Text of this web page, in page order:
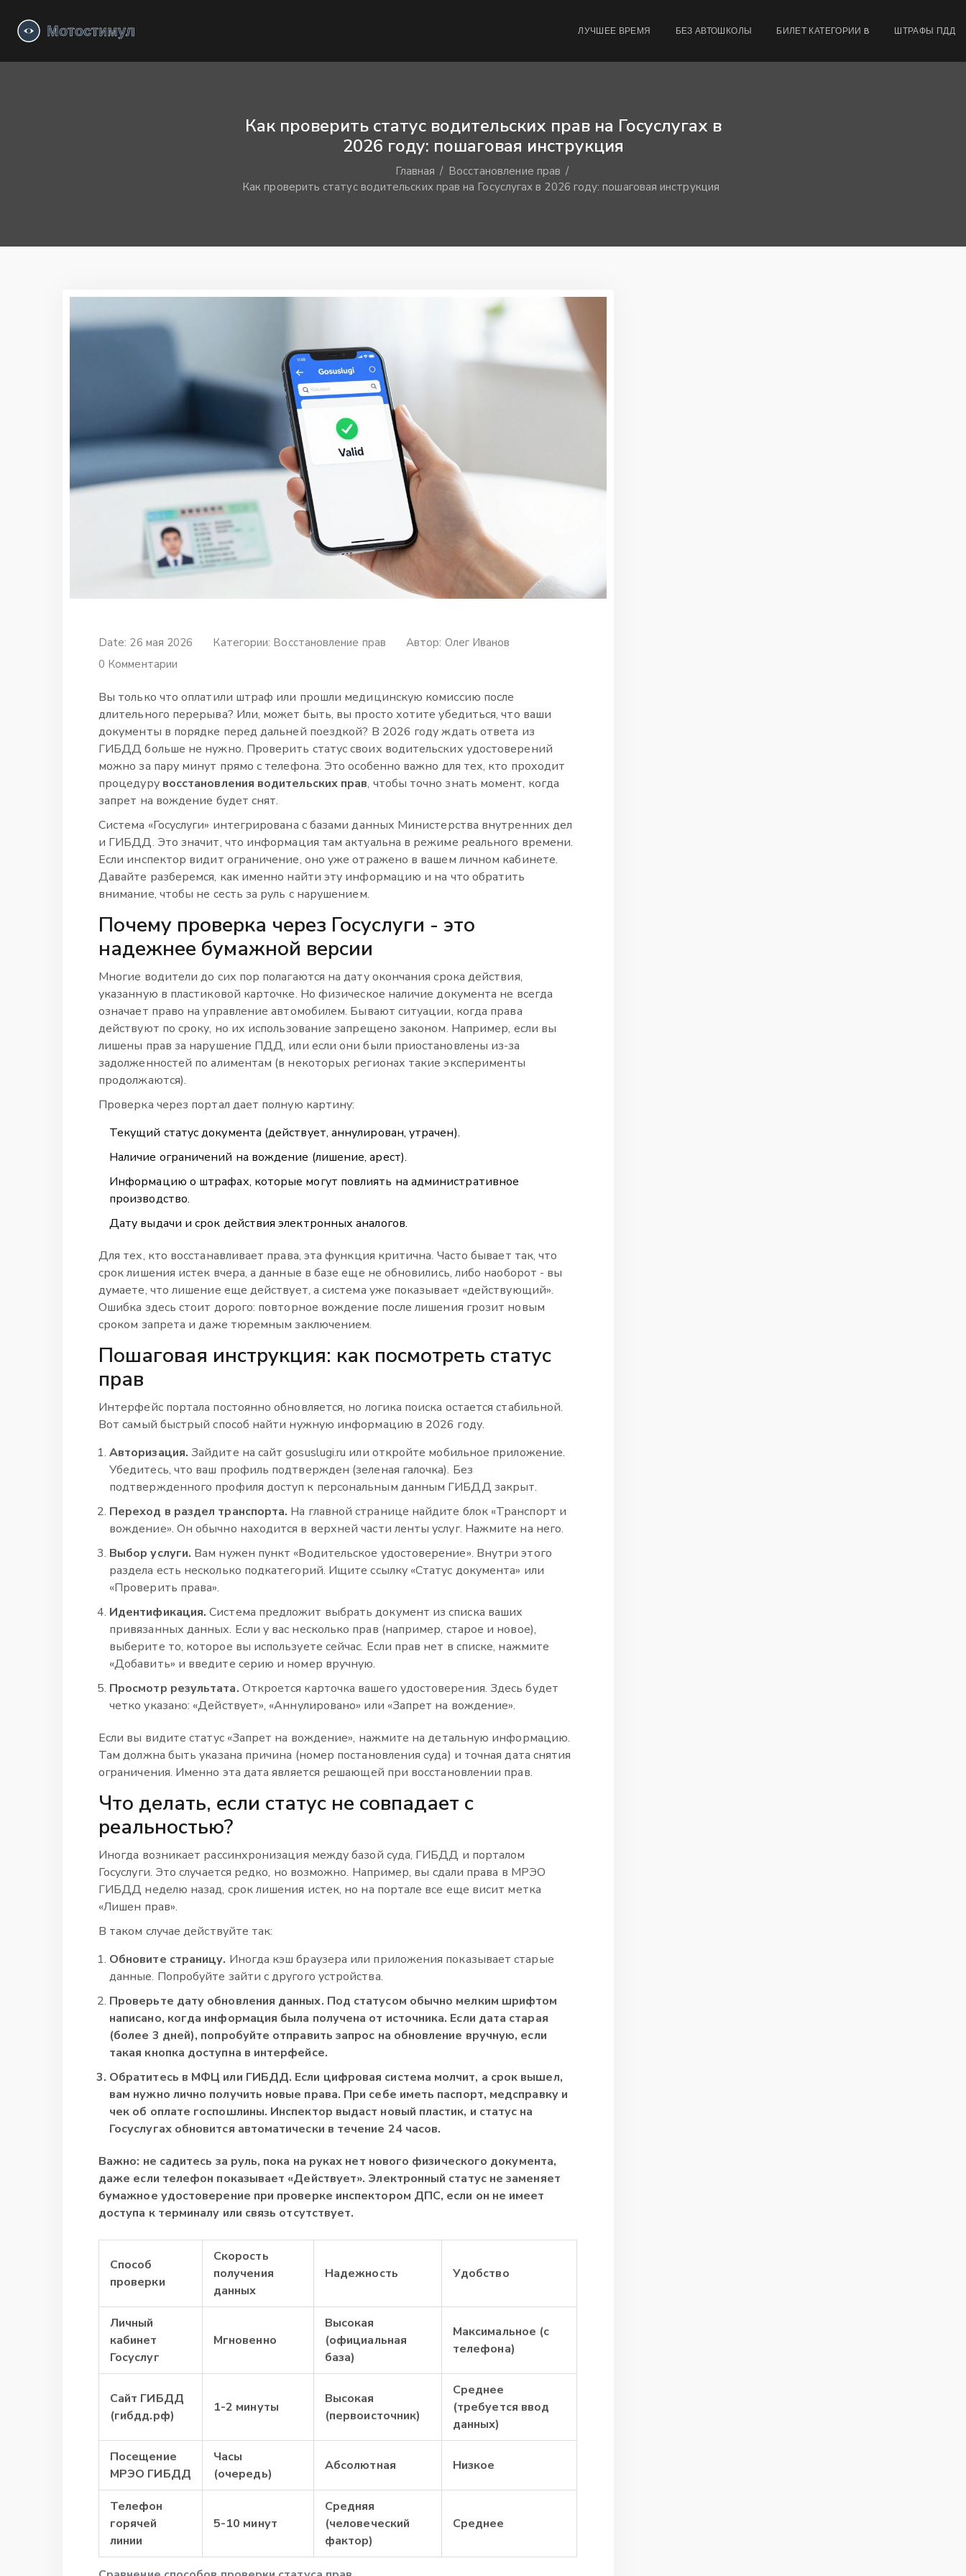
ЛУЧШЕЕ ВРЕМЯ БЕЗ АВТОШКОЛЫ БИЛЕТ КАТЕГОРИИ B ШТРАФЫ ПДД
Как проверить статус водительских прав на Госуслугах в
2026 году: пошаговая инструкция
Главная
Восстановление прав
Как проверить статус водительских прав на Госуслугах в 2026 году: пошаговая инструкция
Date: 26 мая 2026 Категории: Восстановление прав Автор: Олег Иванов
0 Комментарии
Вы только что оплатили штраф или прошли медицинскую комиссию после
длительного перерыва? Или, может быть, вы просто хотите убедиться, что ваши
документы в порядке перед дальней поездкой? В 2026 году ждать ответа из
ГИБДД больше не нужно. Проверить статус своих водительских удостоверений
можно за пару минут прямо с телефона. Это особенно важно для тех, кто проходит
процедуру восстановления водительских прав, чтобы точно знать момент, когда
запрет на вождение будет снят.
Система «Госуслуги» интегрирована с базами данных Министерства внутренних дел
и ГИБДД. Это значит, что информация там актуальна в режиме реального времени.
Если инспектор видит ограничение, оно уже отражено в вашем личном кабинете.
Давайте разберемся, как именно найти эту информацию и на что обратить
внимание, чтобы не сесть за руль с нарушением.
Почему проверка через Госуслуги - это
надежнее бумажной версии
Многие водители до сих пор полагаются на дату окончания срока действия,
указанную в пластиковой карточке. Но физическое наличие документа не всегда
означает право на управление автомобилем. Бывают ситуации, когда права
действуют по сроку, но их использование запрещено законом. Например, если вы
лишены прав за нарушение ПДД, или если они были приостановлены из-за
задолженностей по алиментам (в некоторых регионах такие эксперименты
продолжаются).
Проверка через портал дает полную картину:
Текущий статус документа (действует, аннулирован, утрачен).
Наличие ограничений на вождение (лишение, арест).
Информацию о штрафах, которые могут повлиять на административное
производство.
Дату выдачи и срок действия электронных аналогов.
Для тех, кто восстанавливает права, эта функция критична. Часто бывает так, что
срок лишения истек вчера, а данные в базе еще не обновились, либо наоборот - вы
думаете, что лишение еще действует, а система уже показывает «действующий».
Ошибка здесь стоит дорого: повторное вождение после лишения грозит новым
сроком запрета и даже тюремным заключением.
Пошаговая инструкция: как посмотреть статус
прав
Интерфейс портала постоянно обновляется, но логика поиска остается стабильной.
Вот самый быстрый способ найти нужную информацию в 2026 году.
Авторизация. Зайдите на сайт gosuslugi.ru или откройте мобильное приложение.
Убедитесь, что ваш профиль подтвержден (зеленая галочка). Без
подтвержденного профиля доступ к персональным данным ГИБДД закрыт.
Переход в раздел транспорта. На главной странице найдите блок «Транспорт и
вождение». Он обычно находится в верхней части ленты услуг. Нажмите на него.
Выбор услуги. Вам нужен пункт «Водительское удостоверение». Внутри этого
раздела есть несколько подкатегорий. Ищите ссылку «Статус документа» или
«Проверить права».
Идентификация. Система предложит выбрать документ из списка ваших
привязанных данных. Если у вас несколько прав (например, старое и новое),
выберите то, которое вы используете сейчас. Если прав нет в списке, нажмите
«Добавить» и введите серию и номер вручную.
Просмотр результата. Откроется карточка вашего удостоверения. Здесь будет
четко указано: «Действует», «Аннулировано» или «Запрет на вождение».
Если вы видите статус «Запрет на вождение», нажмите на детальную информацию.
Там должна быть указана причина (номер постановления суда) и точная дата снятия
ограничения. Именно эта дата является решающей при восстановлении прав.
Что делать, если статус не совпадает с
реальностью?
Иногда возникает рассинхронизация между базой суда, ГИБДД и порталом
Госуслуги. Это случается редко, но возможно. Например, вы сдали права в МРЭО
ГИБДД неделю назад, срок лишения истек, но на портале все еще висит метка
«Лишен прав».
В таком случае действуйте так:
Обновите страницу. Иногда кэш браузера или приложения показывает старые
данные. Попробуйте зайти с другого устройства.
Проверьте дату обновления данных. Под статусом обычно мелким шрифтом
написано, когда информация была получена от источника. Если дата старая
(более 3 дней), попробуйте отправить запрос на обновление вручную, если
такая кнопка доступна в интерфейсе.
Обратитесь в МФЦ или ГИБДД. Если цифровая система молчит, а срок вышел,
вам нужно лично получить новые права. При себе иметь паспорт, медсправку и
чек об оплате госпошлины. Инспектор выдаст новый пластик, и статус на
Госуслугах обновится автоматически в течение 24 часов.
Важно: не садитесь за руль, пока на руках нет нового физического документа,
даже если телефон показывает «Действует». Электронный статус не заменяет
бумажное удостоверение при проверке инспектором ДПС, если он не имеет
доступа к терминалу или связь отсутствует.
Способ
проверки
Скорость
получения
данных
Надежность Удобство
Личный
кабинет
Госуслуг
Мгновенно
Высокая
(официальная
база)
Максимальное (с
телефона)
Сайт ГИБДД
(гибдд.рф)
1-2 минуты
Высокая
(первоисточник)
Среднее
(требуется ввод
данных)
Посещение
МРЭО ГИБДД
Часы
(очередь)
Абсолютная Низкое
Телефон
горячей
линии
5-10 минут
Средняя
(человеческий
фактор)
Среднее